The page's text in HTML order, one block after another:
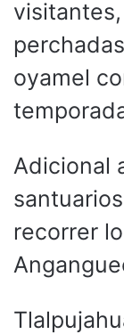
oyamel
Adicional
recorrer